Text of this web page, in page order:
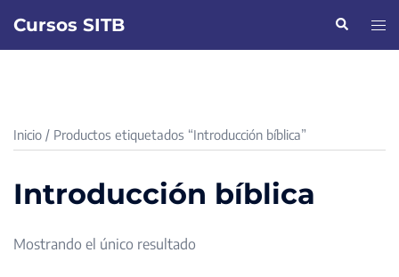
Cursos SITB Buscar
Inicio / Productos etiquetados “Introducción bíblica”
Introducción bíblica
Mostrando el único resultado